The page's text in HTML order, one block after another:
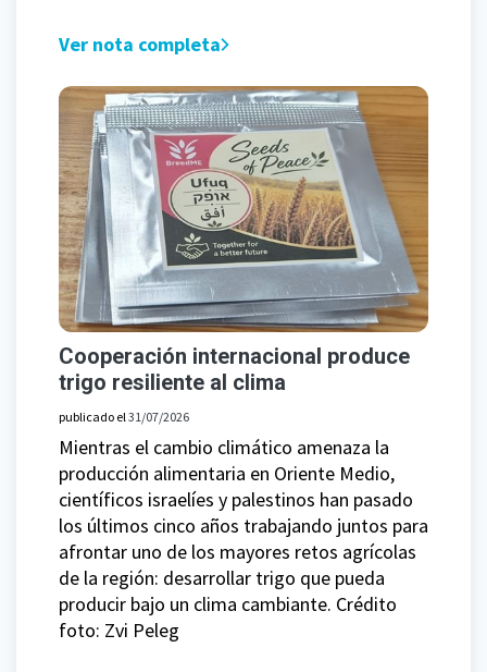
Ver nota completa
Cooperación internacional produce
trigo resiliente al clima
publicado el31/07/2026
Mientras el cambio climático amenaza la
producción alimentaria en Oriente Medio,
científicos israelíes y palestinos han pasado
los últimos cinco años trabajando juntos para
afrontar uno de los mayores retos agrícolas
de la región: desarrollar trigo que pueda
producir bajo un clima cambiante. Crédito
foto: Zvi Peleg